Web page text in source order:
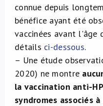
connue depuis
bénéfice ayant été
vaccinées avant l'âge
détails ci-dessous.
– Une étude
2020) ne montre
la vaccination anti-
syndromes associés